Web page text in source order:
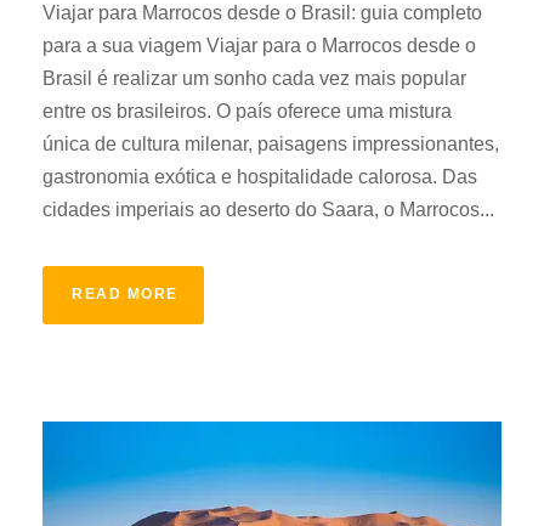
Viajar para Marrocos desde o Brasil: guia completo
para a sua viagem Viajar para o Marrocos desde o
Brasil é realizar um sonho cada vez mais popular
entre os brasileiros. O país oferece uma mistura
única de cultura milenar, paisagens impressionantes,
gastronomia exótica e hospitalidade calorosa. Das
cidades imperiais ao deserto do Saara, o Marrocos...
READ MORE